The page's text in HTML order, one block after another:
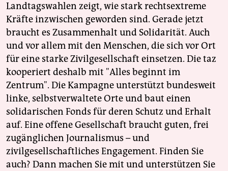
Landtagswahlen zeigt, wie stark rechtsextreme
Kräfte inzwischen geworden sind. Gerade jetzt
braucht es Zusammenhalt und Solidarität. Auch
und vor allem mit den Menschen, die sich vor Ort
für eine starke Zivilgesellschaft einsetzen. Die taz
kooperiert deshalb mit "Alles beginnt im
Zentrum". Die Kampagne unterstützt bundesweit
linke, selbstverwaltete Orte und baut einen
solidarischen Fonds für deren Schutz und Erhalt
auf. Eine offene Gesellschaft braucht guten, frei
zugänglichen Journalismus – und
zivilgesellschaftliches Engagement. Finden Sie
auch? Dann machen Sie mit und unterstützen Sie